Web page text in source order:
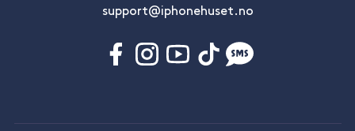
support@iphonehuset.no